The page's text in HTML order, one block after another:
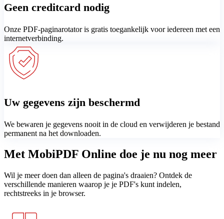
Geen creditcard nodig
Onze PDF-paginarotator is gratis toegankelijk voor iedereen met een
internetverbinding.
Uw gegevens zijn beschermd
We bewaren je gegevens nooit in de cloud en verwijderen je bestand
permanent na het downloaden.
Met MobiPDF Online doe je nu nog meer
Wil je meer doen dan alleen de pagina's draaien? Ontdek de
verschillende manieren waarop je je PDF's kunt indelen,
rechtstreeks in je browser.